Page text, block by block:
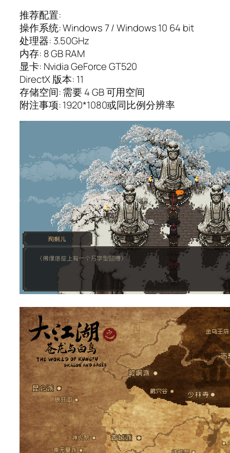
推荐配置:
操作系统: Windows 7 / Windows 10 64 bit
处理器: 3.50GHz
内存: 8 GB RAM
显卡: Nvidia GeForce GT520
DirectX 版本: 11
存储空间: 需要 4 GB 可用空间
附注事项: 1920*1080或同比例分辨率